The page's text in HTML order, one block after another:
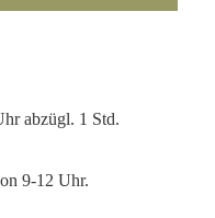
abzügl. 1 Std.
9-12 Uhr.